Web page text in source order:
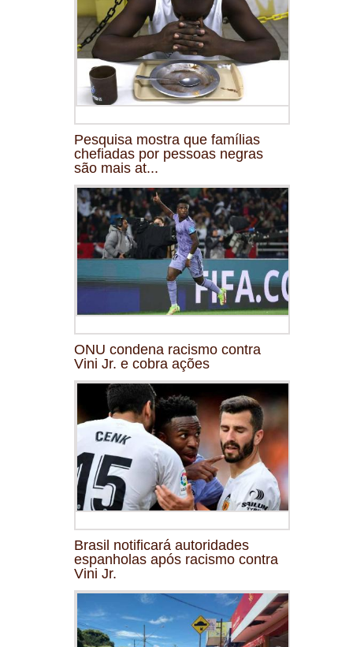
Pesquisa mostra que famílias
chefiadas por pessoas negras
são mais at...
ONU condena racismo contra
Vini Jr. e cobra ações
Brasil notificará autoridades
espanholas após racismo contra
Vini Jr.